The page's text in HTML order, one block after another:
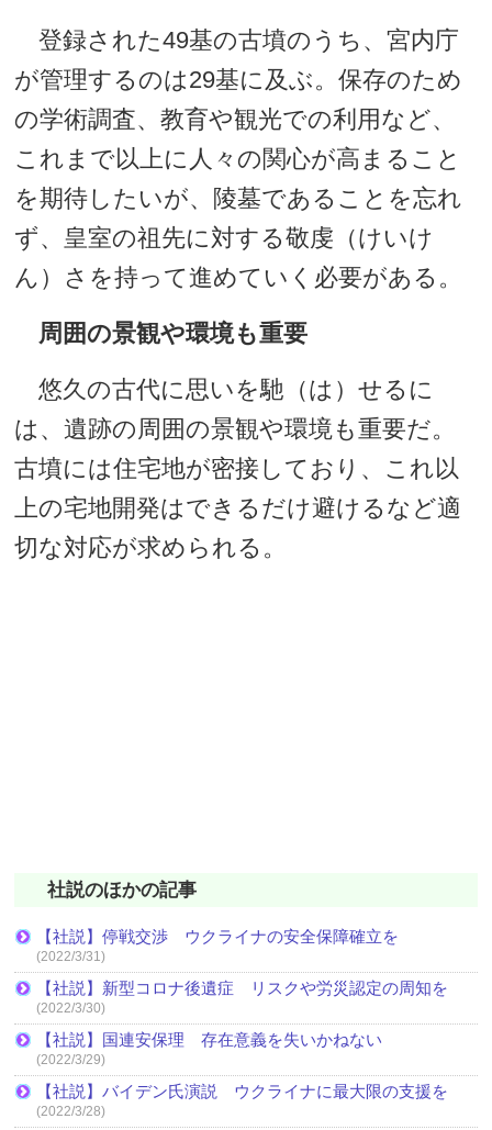
登録された49基の古墳のうち、宮内庁
が管理するのは29基に及ぶ。保存のため
の学術調査、教育や観光での利用など、
これまで以上に人々の関心が高まること
を期待したいが、陵墓であることを忘れ
ず、皇室の祖先に対する敬虔（けいけ
ん）さを持って進めていく必要がある。
周囲の景観や環境も重要
悠久の古代に思いを馳（は）せるに
は、遺跡の周囲の景観や環境も重要だ。
古墳には住宅地が密接しており、これ以
上の宅地開発はできるだけ避けるなど適
切な対応が求められる。
社説のほかの記事
【社説】停戦交渉 ウクライナの安全保障確立を
(2022/3/31)
【社説】新型コロナ後遺症 リスクや労災認定の周知を
(2022/3/30)
【社説】国連安保理 存在意義を失いかねない
(2022/3/29)
【社説】バイデン氏演説 ウクライナに最大限の支援を
(2022/3/28)